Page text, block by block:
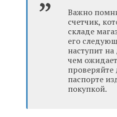
Важно
счетчик,
складе
его
наступит
чем
проверяйте
паспорте
покупкой.